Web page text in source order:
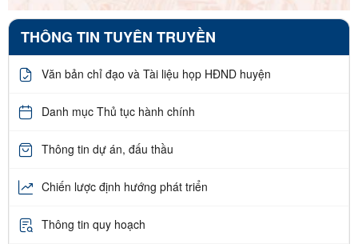
THÔNG TIN TUYÊN TRUYỀN
Văn bản chỉ đạo và Tài liệu họp HĐND huyện
Danh mục Thủ tục hành chính
Thông tin dự án, đấu thầu
Chiến lược định hướng phát triển
Thông tin quy hoạch